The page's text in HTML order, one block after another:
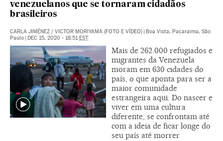
venezuelanos que se tornaram cidadãos
brasileiros
CARLA JIMÉNEZ / VICTOR MORIYAMA (FOTO E VÍDEO)
Boa Vista, Pacaraima, São
Paulo
DEC 15, 2020 - 18:51 EST
Mais de 262.000 refugiados e
migrantes da Venezuela
moram em 630 cidades do
país, o que aponta para ser a
maior comunidade
estrangeira aqui. Do nascer e
viver em uma cultura
diferente, se confrontam até
com a ideia de ficar longe do
seu país até morrer